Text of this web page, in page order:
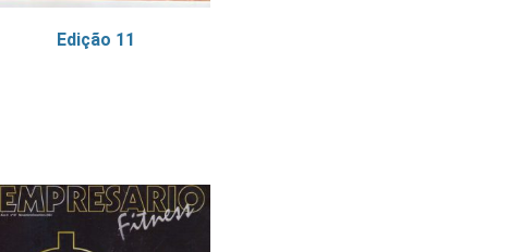
Edição 11